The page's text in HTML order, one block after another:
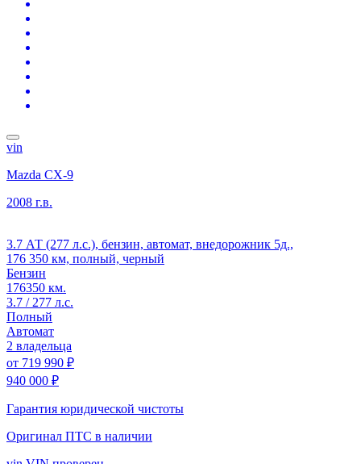
vin
Mazda CX-9
2008 г.в.
3.7 АТ (277 л.с.), бензин, автомат, внедорожник 5д.,
176 350 км, полный, черный
Бензин
176350 км.
3.7 / 277 л.с.
Полный
Автомат
2 владельца
от 719 990 ₽
940 000 ₽
Гарантия юридической чистоты
Оригинал ПТС в наличии